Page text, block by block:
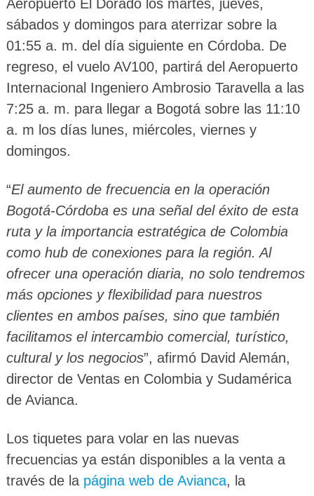
Aeropuerto El Dorado los martes, jueves,
sábados y domingos para aterrizar sobre la
01:55 a. m. del día siguiente en Córdoba. De
regreso, el vuelo AV100, partirá del Aeropuerto
Internacional Ingeniero Ambrosio Taravella a las
7:25 a. m. para llegar a Bogotá sobre las 11:10
a. m los días lunes, miércoles, viernes y
domingos.
“El aumento de frecuencia en la operación
Bogotá-Córdoba es una señal del éxito de esta
ruta y la importancia estratégica de Colombia
como hub de conexiones para la región. Al
ofrecer una operación diaria, no solo tendremos
más opciones y flexibilidad para nuestros
clientes en ambos países, sino que también
facilitamos el intercambio comercial, turístico,
cultural y los negocios”, afirmó David Alemán,
director de Ventas en Colombia y Sudamérica
de Avianca.
Los tiquetes para volar en las nuevas
frecuencias ya están disponibles a la venta a
través de la página web de Avianca, la